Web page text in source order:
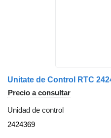
Precio a consultar
Unidad de control
2424369